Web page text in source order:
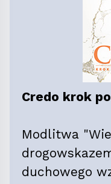
Credo krok
Modlitwa
duchowego